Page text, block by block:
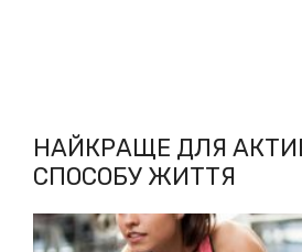
НАЙКРАЩЕ ДЛЯ
СПОСОБУ ЖИТТЯ